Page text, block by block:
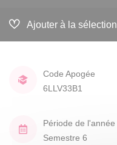
Ajouter à la sélection
Code Apogée
6LLV33B1
Période de l'année
Semestre 6